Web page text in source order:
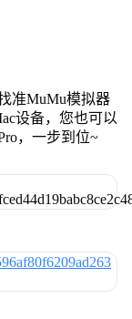
准MuMu模拟器
设备，您也可以
，一步到位~